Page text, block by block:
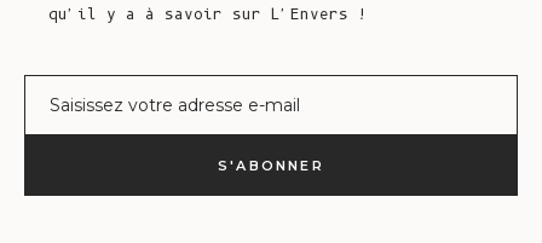
qu'il y a à savoir sur L'Envers !
S'ABONNER